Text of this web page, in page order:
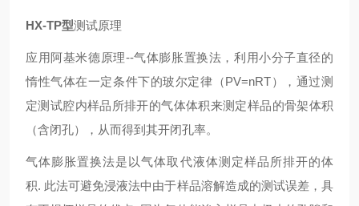
HX-TP型测试原理
应用阿基米德原理--气体膨胀置换法，利用小分子直径的
惰性气体在一定条件下的玻尔定律（PV=nRT），通过测
定测试腔内样品所排开的气体体积来测定样品的骨架体积
（含闭孔），从而得到其开闭孔率。
气体膨胀置换法是以气体取代液体测定样品所排开的体
积. 此法可避免浸液法中由于样品溶解造成的测试误差，具